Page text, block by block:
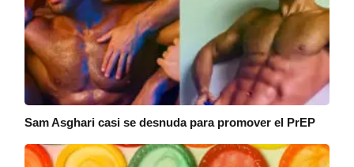
Sam Asghari casi se desnuda para promover el PrEP